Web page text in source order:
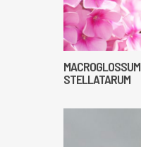
MACROGLOSSUM
STELLATARUM